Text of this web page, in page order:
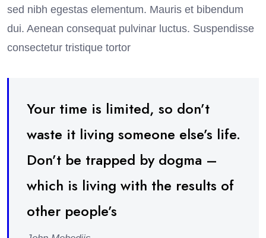
sed nibh egestas elementum. Mauris et bibendum
dui. Aenean consequat pulvinar luctus. Suspendisse
consectetur tristique tortor
Your time is limited, so don’t
waste it living someone else’s life.
Don’t be trapped by dogma –
which is living with the results of
other people’s